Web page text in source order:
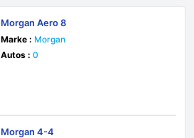
Morgan Aero 8
Marke : Morgan
Autos : 0
Morgan 4-4